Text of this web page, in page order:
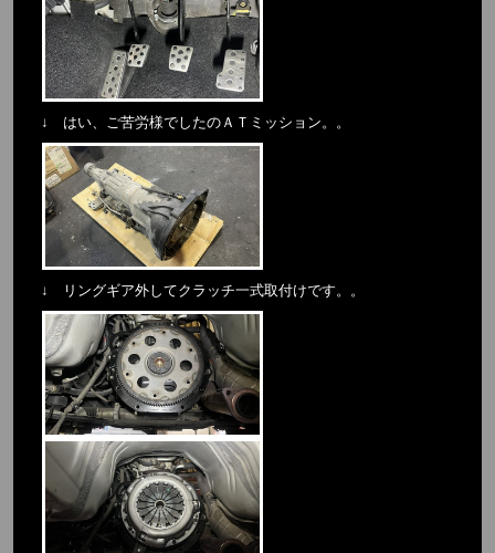
↓ はい、ご苦労様でしたのＡＴミッション。。
↓ リングギア外してクラッチ一式取付けです。。